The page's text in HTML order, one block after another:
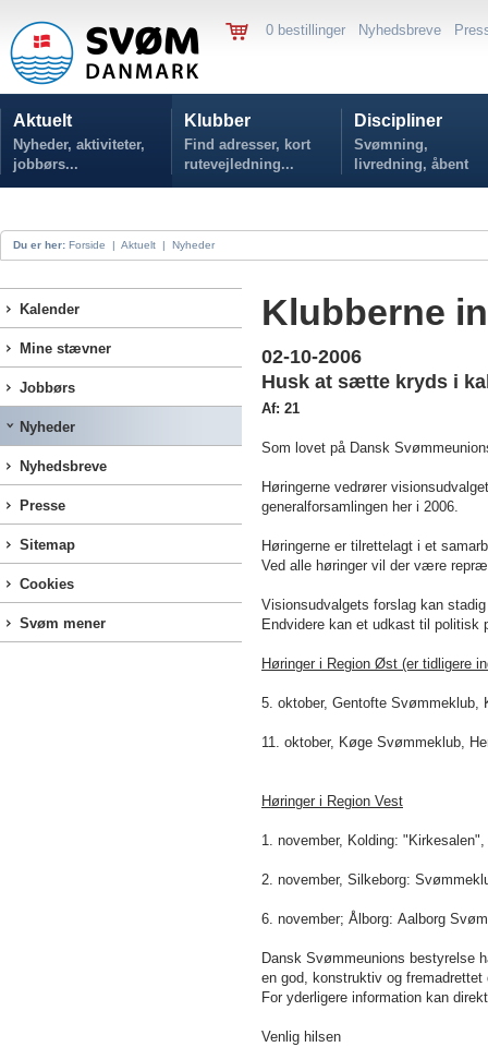
0 bestillinger Nyhedsbreve
Aktuelt
Nyheder, aktiviteter,
jobbørs...
Klubber
Find adresser, kort
rutevejledning...
Discipliner
Svømning,
livredning, åbent
vand...
Du er her: Forside | Aktuelt | Nyheder
Kalender
Mine stævner
Jobbørs
Nyheder
Nyhedsbreve
Presse
Sitemap
Cookies
Svøm mener
Klubberne
02-10-2006
Husk at sætte kryds i
Af: 21
Som lovet på Dansk
Høringerne vedrører
generalforsamlingen her i 2006.
Høringerne er tilrettelagt i et
Ved alle høringer vil der være
Visionsudvalgets forslag kan
Endvidere kan et udkast til politisk
Høringer i Region Øst (er tidligere
5. oktober, Gentofte Svømmeklub,
11. oktober, Køge Svømmeklub,
Høringer i Region Vest
1. november, Kolding:
2. november, Silkeborg:
6. november; Ålborg: Aalborg
Dansk Svømmeunions bestyrelse
en god, konstruktiv og
For yderligere information kan
Venlig hilsen